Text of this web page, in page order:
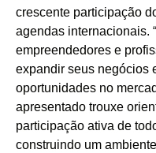
crescente participação
agendas internacionais.
empreendedores e
expandir seus negócios
oportunidades no
apresentado trouxe
participação ativa de
construindo um